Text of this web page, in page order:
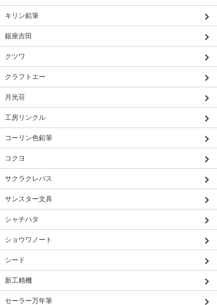
キリン鉛筆
銀座吉田
クツワ
クラフトエー
月光荘
工房リンクル
コーリン色鉛筆
コクヨ
サクラクレパス
サンスター文具
シャチハタ
ショウワノート
シード
新工精機
セーラー万年筆